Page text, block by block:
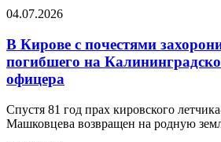
04.07.2026
В Кирове с почестями
погибшего на
офицера
Спустя 81 год прах кировского
Машковцева возвращен на родную